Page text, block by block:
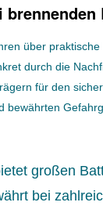
über
durch die
für den
großen
bei